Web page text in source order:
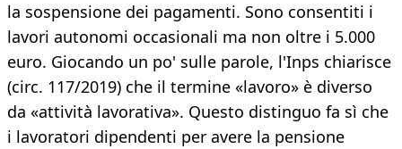
la sospensione dei pagamenti. Sono consentiti i
lavori autonomi occasionali ma non oltre i 5.000
euro. Giocando un po' sulle parole, l'Inps chiarisce
(circ. 117/2019) che il termine «lavoro» è diverso
da «attività lavorativa». Questo distinguo fa sì che
i lavoratori dipendenti per avere la pensione